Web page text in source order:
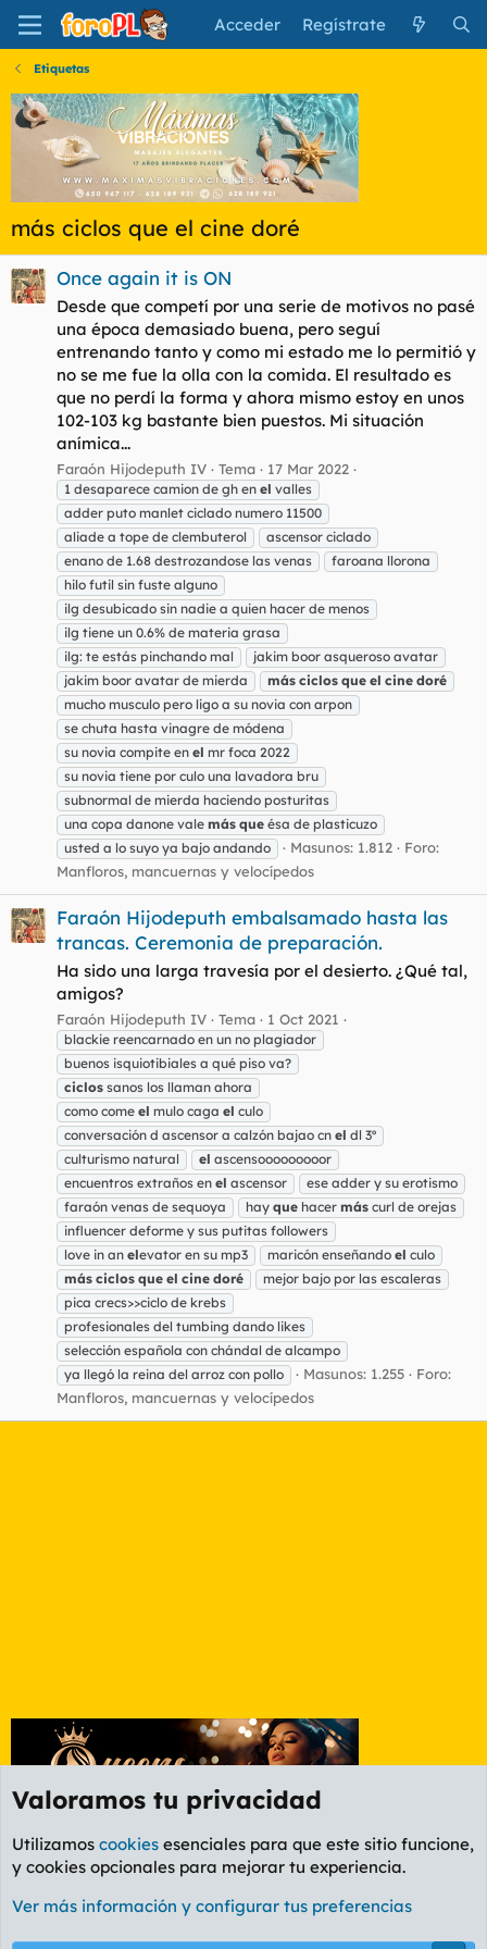
Acceder Regístrate
Etiquetas
más ciclos que el cine doré
Once again it is ON
Desde que competí por una serie de motivos no pasé
una época demasiado buena, pero seguí
entrenando tanto y como mi estado me lo permitió y
no se me fue la olla con la comida. El resultado es
que no perdí la forma y ahora mismo estoy en unos
102-103 kg bastante bien puestos. Mi situación
anímica...
Faraón Hijodeputh IV Tema 17 Mar 2022
1 desaparece camion de gh en el valles
adder puto manlet ciclado numero 11500
aliade a tope de clembuterol
ascensor ciclado
enano de 1.68 destrozandose las venas
faroana llorona
hilo futil sin fuste alguno
ilg desubicado sin nadie a quien hacer de menos
ilg tiene un 0.6% de materia grasa
ilg: te estás pinchando mal
jakim boor asqueroso avatar
jakim boor avatar de mierda
más ciclos que el cine doré
mucho musculo pero ligo a su novia con arpon
se chuta hasta vinagre de módena
su novia compite en el mr foca 2022
su novia tiene por culo una lavadora bru
subnormal de mierda haciendo posturitas
una copa danone vale más que ésa de plasticuzo
usted a lo suyo ya bajo andando
Masunos: 1.812
Foro:
Manfloros, mancuernas y velocípedos
Faraón Hijodeputh embalsamado hasta las
trancas. Ceremonia de preparación.
Ha sido una larga travesía por el desierto. ¿Qué tal,
amigos?
Faraón Hijodeputh IV Tema 1 Oct 2021
blackie reencarnado en un no plagiador
buenos isquiotibiales a qué piso va?
ciclos sanos los llaman ahora
como come el mulo caga el culo
conversación d ascensor a calzón bajao cn el dl 3º
culturismo natural
el ascensooooooooor
encuentros extraños en el ascensor
ese adder y su erotismo
faraón venas de sequoya
hay que hacer más curl de orejas
influencer deforme y sus putitas followers
love in an elevator en su mp3 maricón enseñando el culo
más ciclos que el cine doré
mejor bajo por las escaleras
pica crecs>>ciclo de krebs
profesionales del tumbing dando likes
selección española con chándal de alcampo
ya llegó la reina del arroz con pollo
Masunos: 1.255
Foro:
Manfloros, mancuernas y velocípedos
Etiquetas
Cookies
PL OLDSTYLE AMARILLO
Valoramos tu privacidad
Utilizamos cookies esenciales para que este sitio funcione,
y cookies opcionales para mejorar tu experiencia.
Ver más información y configurar tus preferencias